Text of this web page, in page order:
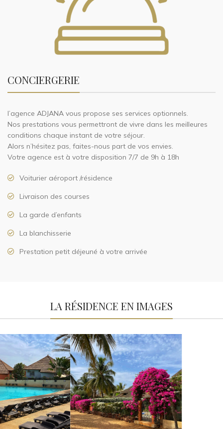
CONCIERGERIE
l’agence ADJANA vous propose ses services optionnels.
Nos prestations vous permettront de vivre dans les meilleures
conditions chaque instant de votre séjour.
Alors n’hésitez pas, faites-nous part de vos envies.
Votre agence est à votre disposition 7/7 de 9h à 18h
Voiturier aéroport /résidence
Livraison des courses
La garde d’enfants
La blanchisserie
Prestation petit déjeuné à votre arrivée
LA RÉSIDENCE EN IMAGES